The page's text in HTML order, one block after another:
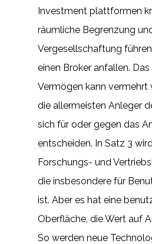
Investment plattformen
räumliche Begrenzung
Vergesellschaftung
einen Broker anfallen.
Vermögen kann vermehrt
die allermeisten Anleger
sich für oder gegen das
entscheiden. In Satz 3
Forschungs- und
die insbesondere für
ist. Aber es hat eine
Oberfläche, die Wert auf
So werden neue